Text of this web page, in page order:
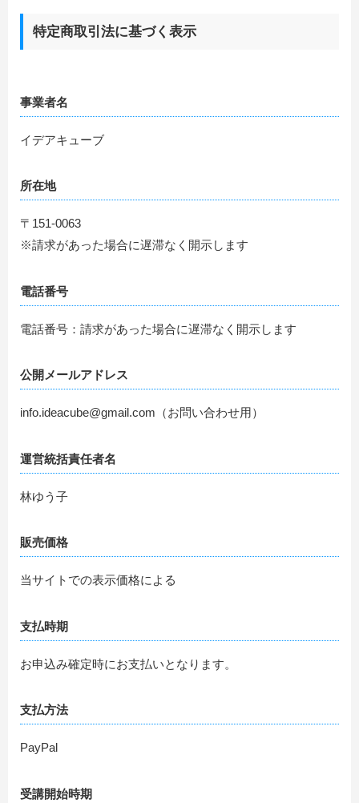
特定商取引法に基づく表示
事業者名
イデアキューブ
所在地
〒151-0063
※請求があった場合に遅滞なく開示します
電話番号
電話番号：請求があった場合に遅滞なく開示します
公開メールアドレス
info.ideacube@gmail.com（お問い合わせ用）
運営統括責任者名
林ゆう子
販売価格
当サイトでの表示価格による
支払時期
お申込み確定時にお支払いとなります。
支払方法
PayPal
受講開始時期